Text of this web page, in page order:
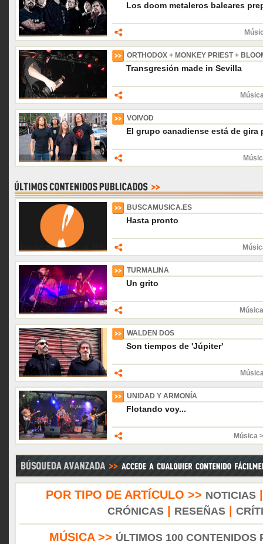
Los doom metaleros baleares
ORTHODOX + MONKEY PRIEST +
Transgresión made in Sevilla
VOIVOD
El grupo canadiense está de gira
BUSCAMUSICA.ES
Hasta pronto
TURMALINA
Un grito
WALDEN DOS
Son tiempos de 'Júpiter'
UNIDAD Y ARMONÍA
Flotando voy...
Música
POR TIPO DE ARTÍCULO >> NOTICIAS
CRÓNICAS| RESEÑAS|
MÚSICA >> ÚLTIMOS 100 CONTENIDOS